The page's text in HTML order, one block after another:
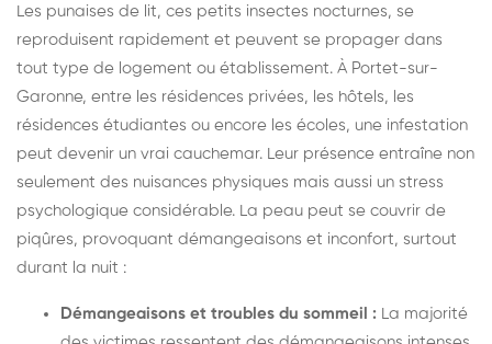
Les punaises de lit, ces petits insectes nocturnes, se
reproduisent rapidement et peuvent se propager dans
tout type de logement ou établissement. À Portet-sur-
Garonne, entre les résidences privées, les hôtels, les
résidences étudiantes ou encore les écoles, une infestation
peut devenir un vrai cauchemar. Leur présence entraîne non
seulement des nuisances physiques mais aussi un stress
psychologique considérable. La peau peut se couvrir de
piqûres, provoquant démangeaisons et inconfort, surtout
durant la nuit :
Démangeaisons et troubles du sommeil : La majorité